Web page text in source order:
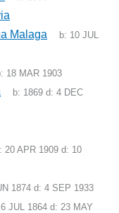
Malaga b: 10 JUL
18 MAR 1903
b: 1869 d:4 DEC
20 APR 1909 d: 10
1874 d:4 SEP 1933
6 JUL 1864 d:23 MAY